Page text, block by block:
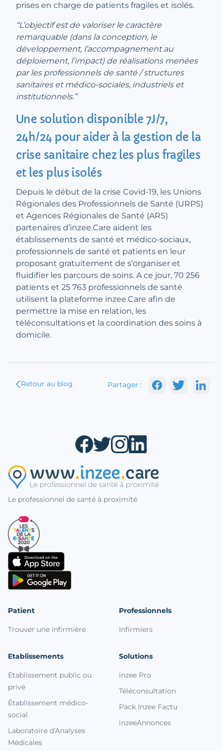
prises en charge de patients fragiles et isolés.
“L’objectif est de valoriser le caractère
remarquable (dans la conception, le
développement, l’accompagnement au
déploiement, l’impact) de réalisations menées
par les professionnels de santé / structures
sanitaires et médico-sociales, industriels et
institutionnels.”
Une solution disponible 7J/7,
24h/24 pour aider à la gestion de la
crise sanitaire chez les plus fragiles
et les plus isolés
Depuis le début de la crise Covid-19, les Unions
Régionales des Professionnels de Santé (URPS)
et Agences Régionales de Santé (ARS)
partenaires d’inzee.Care aident les
établissements de santé et médico-sociaux,
professionnels de santé et patients en leur
proposant gratuitement de s’organiser et
fluidifier les parcours de soins. A ce jour, 70 256
patients et 25 763 professionnels de santé
utilisent la plateforme inzee.Care afin de
permettre la mise en relation, les
téléconsultations et la coordination des soins à
domicile.
Retour au blog Partager :
Le professionnel de santé à proximité
Patient
Trouver une infirmière
Professionnels
Infirmiers
Etablissements
Établissement public ou
privé
Établissement médico-
social
Laboratoire d'Analyses
Médicales
Solutions
inzee Pro
Téléconsultation
Pack Inzee Factu
inzeeAnnonces